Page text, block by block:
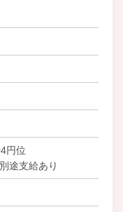
円位
途支給あり